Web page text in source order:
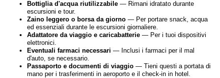
Bottiglia d'acqua riutilizzabile — Rimani idratato durante
escursioni e tour.
Zaino leggero o borsa da giorno — Per portare snack, acqua
ed essenziali durante le escursioni giornaliere.
Adattatore da viaggio e caricabatterie — Per i tuoi dispositivi
elettronici.
Eventuali farmaci necessari — Inclusi i farmaci per il mal
d'auto, se necessario.
Passaporto e documenti di viaggio — Tieni questi a portata di
mano per i trasferimenti in aeroporto e il check-in in hotel.